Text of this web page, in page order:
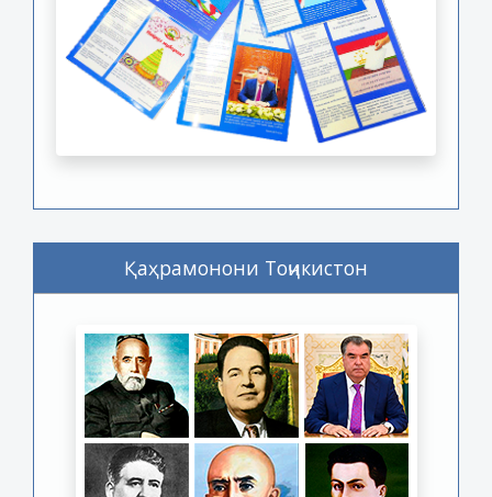
Қаҳрамонони Тоҷикистон